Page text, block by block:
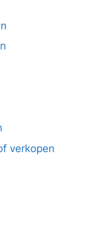
verkopen